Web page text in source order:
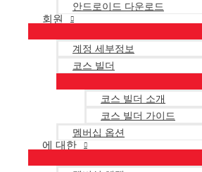
안드로이드 다운로드
회원
계정 세부정보
코스 빌더
코스 빌더 소개
코스 빌더 가이드
멤버십 옵션
에 대한